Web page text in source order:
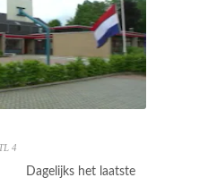
4
Dagelijks het laatste